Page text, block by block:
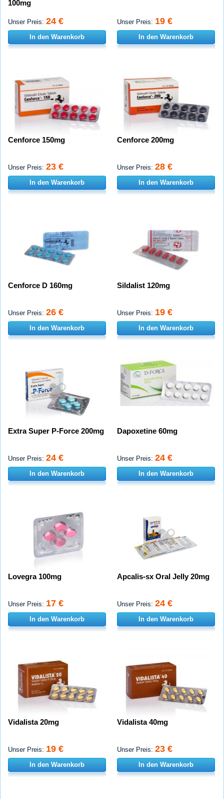
100mg
Unser Preis: 24 €
In den Warenkorb
Unser Preis: 19 €
In den Warenkorb
Cenforce 150mg
Unser Preis: 23 €
In den Warenkorb
Cenforce 200mg
Unser Preis: 28 €
In den Warenkorb
Cenforce D 160mg
Unser Preis: 26 €
In den Warenkorb
Sildalist 120mg
Unser Preis: 19 €
In den Warenkorb
Extra Super P-Force 200mg
Unser Preis: 24 €
In den Warenkorb
Dapoxetine 60mg
Unser Preis: 24 €
In den Warenkorb
Lovegra 100mg
Unser Preis: 17 €
In den Warenkorb
Apcalis-sx Oral Jelly 20mg
Unser Preis: 24 €
In den Warenkorb
Vidalista 20mg
Unser Preis: 19 €
In den Warenkorb
Vidalista 40mg
Unser Preis: 23 €
In den Warenkorb